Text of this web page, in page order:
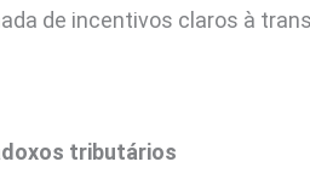
de incentivos claros à
tributários